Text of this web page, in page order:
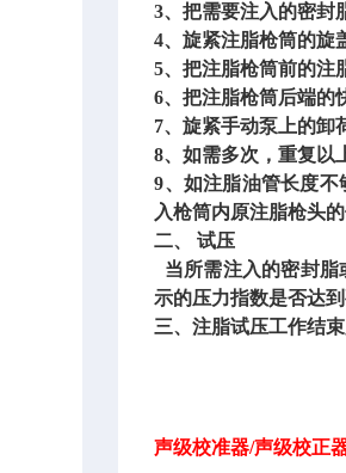
3、把需要注入的密封
4、旋紧注脂枪筒的旋
5、把注脂枪筒前的注
6、把注脂枪筒后端的
7、旋紧手动泵上的卸
8、如需多次，重复以
9、如注脂油管长度
入枪筒内原注脂枪头
二、
试压
当所需注入的密封脂
示的压力指数是否达
三、注脂试压工作结
声级校准器/声级校正